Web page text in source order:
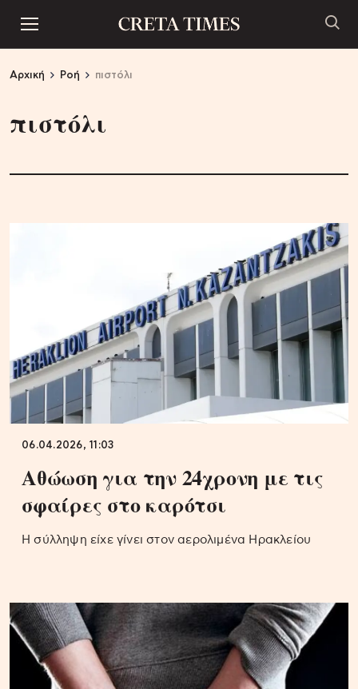
Αρχική Ροή πιστόλι
πιστόλι
06.04.2026, 11:03
Αθώωση για την 24χρονη με τις
σφαίρες στο καρότσι
Η σύλληψη είχε γίνει στον αερολιμένα Ηρακλείου